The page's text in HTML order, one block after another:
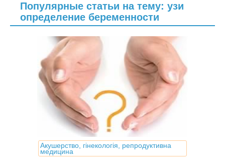
Популярные статьи на тему: узи
определение беременности
Акушерство, гінекологія, репродуктивна
медицина